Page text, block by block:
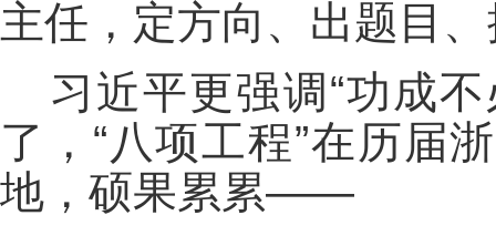
主任，定方向、出题目
习近平更强调“功成
了，“八项工程”在历届
地，硕果累累——